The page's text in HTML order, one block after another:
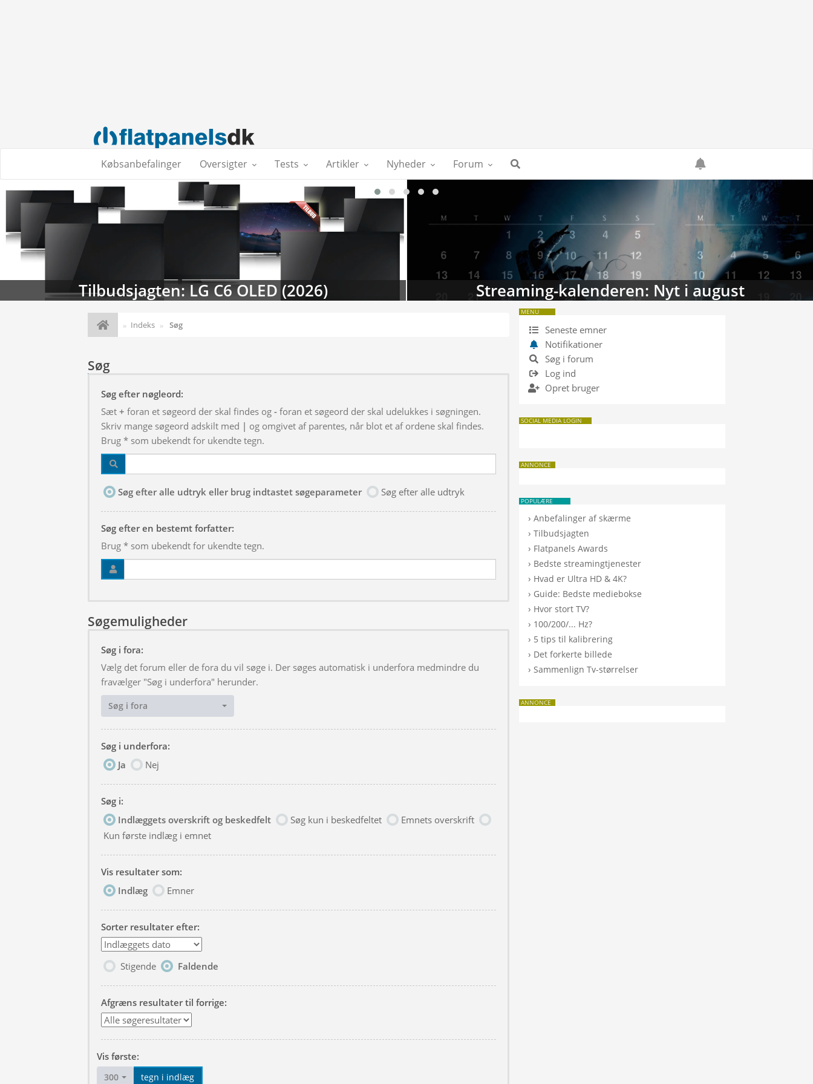
Købsanbefalinger Oversigter Tests Artikler Nyheder Forum
Tilbudsjagten: LG C6 OLED (2026) Streaming-kalenderen: Nyt i august
Indeks Søg
Søg
Søg efter nøgleord:
Sæt + foran et søgeord der skal findes og - foran et søgeord der skal udelukkes i søgningen.
Skriv mange søgeord adskilt med | og omgivet af parentes, når blot et af ordene skal findes.
Brug * som ubekendt for ukendte tegn.
Søg efter alle udtryk eller brug indtastet søgeparameter Søg efter alle udtryk
Søg efter en bestemt forfatter:
Brug * som ubekendt for ukendte tegn.
Søgemuligheder
Søg i fora:
Vælg det forum eller de fora du vil søge i. Der søges automatisk i underfora medmindre du
fravælger "Søg i underfora" herunder.
Søg i fora
Søg i underfora:
Ja
Nej
Søg i:
Indlæggets overskrift og beskedfelt
Søg kun i beskedfeltet
Emnets overskrift
Kun første indlæg i emnet
Vis resultater som:
Indlæg
Emner
Sorter resultater efter:
Stigende Faldende
Afgræns resultater til forrige:
Vis første:
300 tegn i indlæg
MENU
Seneste emner
Notifikationer
Søg i forum
Log ind
Opret bruger
SOCIAL MEDIA LOGIN
ANNONCE
POPULÆRE
›Anbefalinger af skærme
›Tilbudsjagten
› Flatpanels Awards
› Bedste streamingtjenester
› Hvad er Ultra HD & 4K?
› Guide: Bedste mediebokse
› Hvor stort TV?
› 100/200/... Hz?
› 5 tips til kalibrering
› Det forkerte billede
›Sammenlign Tv-størrelser
ANNONCE